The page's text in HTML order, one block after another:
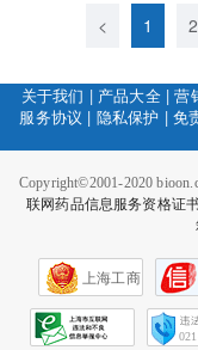
< 1 2
关于我们 | 产品大全|营
服务协议 | 隐私保护 |免
Copyright©2001-2020
联网药品信息服务资格证
上海工商